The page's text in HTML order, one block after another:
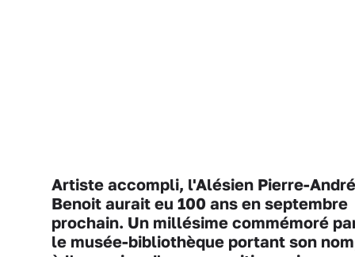
Artiste accompli, l'Alésien Pierre-André
Benoit aurait eu 100 ans en septembre
prochain. Un millésime commémoré
le musée-bibliothèque portant son